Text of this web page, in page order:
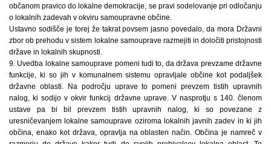
občanom pravico do lokalne demokracije, se pravi sodelovanje pri odločanju
o lokalnih zadevah v okviru samoupravne občine.
Ustavno sodišče je torej že takrat povsem jasno povedalo, da mora Državni
zbor ob prehodu v sistem lokalne samouprave razmejiti in določiti pristojnosti
države in lokalnih skupnosti.
9. Uvedba lokalne samouprave pomeni tudi to, da država prevzame državne
funkcije, ki so jih v komunalnem sistemu opravljale občine kot podaljšek
državne oblasti. Na področju uprave to pomeni prevzem tistih upravnih
nalog, ki sodijo v okvir funkcij državne uprave. V nasprotju s 140. členom
ustave pa bi bil prevzem tistih upravnih nalog, ki so povezane z
uresničevanjem lokalne samouprave oziroma lokalnih javnih zadev in ki jih
občina, enako kot država, opravlja na oblasten način. Občina je namreč v